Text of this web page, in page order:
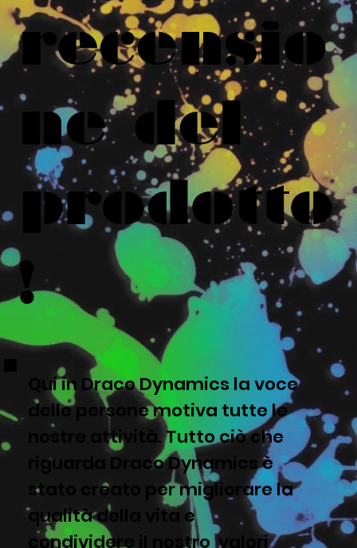
recensio
ne del
prodotto
!
Qui in Draco Dynamics la voce
delle persone motiva tutte le
nostre attività. Tutto ciò che
riguarda Draco Dynamics è
stato creato per migliorare la
qualità della vita e
condividere il nostro valori